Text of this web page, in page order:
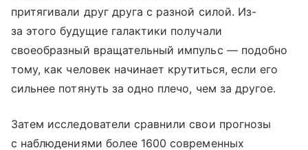
притягивали друг друга с разной силой. Из-
за этого будущие галактики получали
своеобразный вращательный импульс — подобно
тому, как человек начинает крутиться, если его
сильнее потянуть за одно плечо, чем за другое.
Затем исследователи сравнили свои прогнозы
с наблюдениями более 1600 современных